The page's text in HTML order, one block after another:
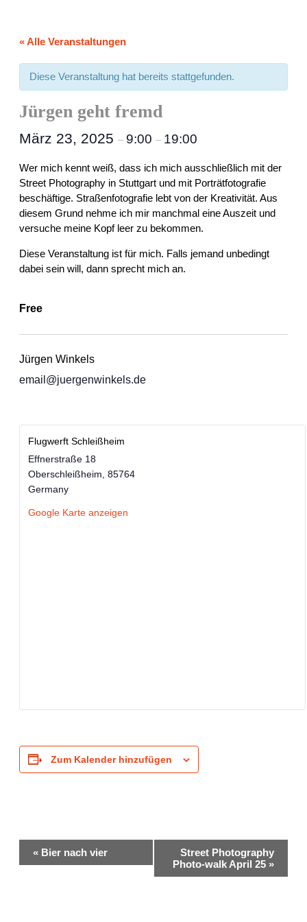
« Alle Veranstaltungen
Diese Veranstaltung hat bereits stattgefunden.
Jürgen geht fremd
März 23, 2025 – 9:00 – 19:00
Wer mich kennt weiß, dass ich mich ausschließlich mit der
Street Photography in Stuttgart und mit Porträtfotografie
beschäftige. Straßenfotografie lebt von der Kreativität. Aus
diesem Grund nehme ich mir manchmal eine Auszeit und
versuche meine Kopf leer zu bekommen.
Diese Veranstaltung ist für mich. Falls jemand unbedingt
dabei sein will, dann sprecht mich an.
Free
Jürgen Winkels
email@juergenwinkels.de
Flugwerft Schleißheim
Effnerstraße 18
Oberschleißheim 85764
Germany
Google Karte anzeigen
Zum Kalender hinzufügen
Veranstaltung-
Navigation
« Bier nach vier
Street Photography
Photo-walk April 25 »